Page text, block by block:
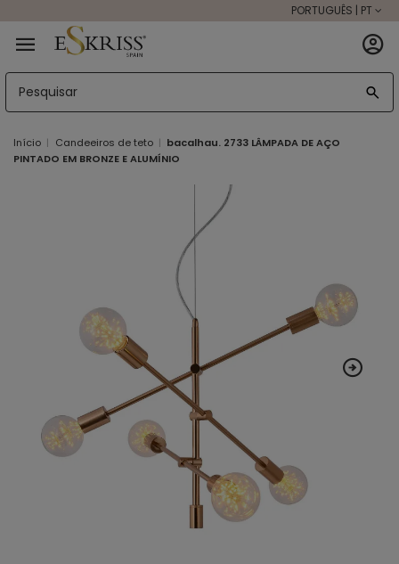
PORTUGUÊS | PT
Início Candeeiros de teto
bacalhau. 2733 LÂMPADA DE AÇO
PINTADO EM BRONZE E ALUMÍNIO